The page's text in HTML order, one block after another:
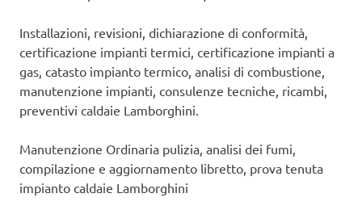
Installazioni, revisioni, dichiarazione di conformità,
certificazione impianti termici, certificazione impianti a
gas, catasto impianto termico, analisi di combustione,
manutenzione impianti, consulenze tecniche, ricambi,
preventivi caldaie Lamborghini.
Manutenzione Ordinaria pulizia, analisi dei fumi,
compilazione e aggiornamento libretto, prova tenuta
impianto caldaie Lamborghini